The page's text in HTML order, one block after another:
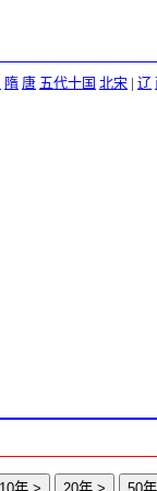
隋 唐 五代十国 北宋 | 辽